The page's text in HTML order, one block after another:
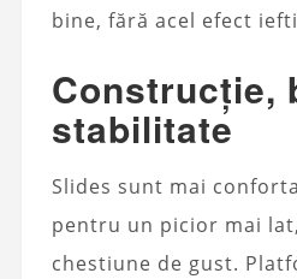
bine, fără acel efect
Construcție,
stabilitate
Slides sunt mai
pentru un picior mai
chestiune de gust.